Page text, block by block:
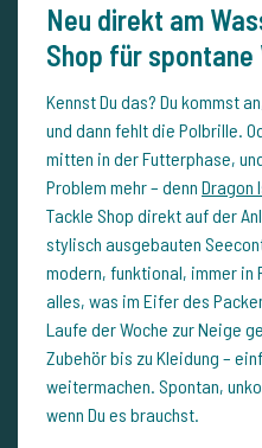
Neu direkt am
Shop für spontane
Kennst Du das? Du kommst
und dann fehlt die Polbrille.
mitten in der Futterphase,
Problem mehr – denn Dragon
Tackle Shop direkt auf der
stylisch ausgebauten
modern, funktional, immer in
alles, was im Eifer des
Laufe der Woche zur Neige
Zubehör bis zu Kleidung –
weitermachen. Spontan,
wenn Du es brauchst.